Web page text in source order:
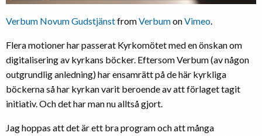
Verbum Novum GudstjänstfromVerbumonVimeo.
Flera motioner har passerat Kyrkomötet med en önskan om
digitalisering av kyrkans böcker. Eftersom Verbum (av någon
outgrundlig anledning) har ensamrätt på de här kyrkliga
böckerna så har kyrkan varit beroende av att förlaget tagit
initiativ. Och det har man nu alltså gjort.
Jag hoppas att det är ett bra program och att många